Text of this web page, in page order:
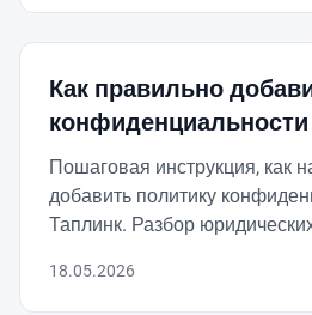
Как правильно
конфиденциальности
Пошаговая инструкция, как
добавить политику
Таплинк. Разбор
18.05.2026